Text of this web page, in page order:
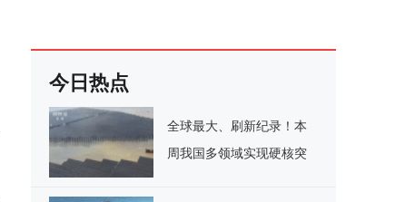
今日热点
全球最大、刷新纪录！本
周我国多领域实现硬核突